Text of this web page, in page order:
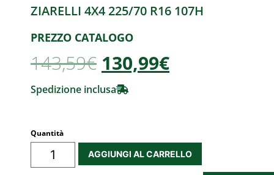
ZIARELLI 4X4 225/70 R16 107H
PREZZO CATALOGO
143,59€ 130,99€
Spedizione inclusa
Quantità
AGGIUNGI AL CARRELLO